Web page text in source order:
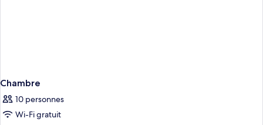
Chambre
10 personnes
Wi-Fi gratuit